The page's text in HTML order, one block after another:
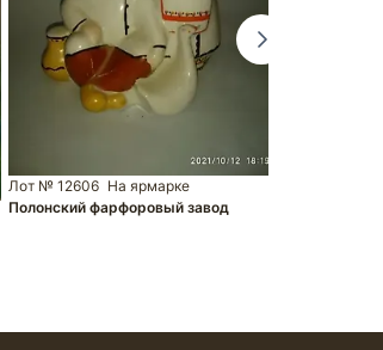
Лот № 12606 На ярмарке
Полонский фарфоровый завод